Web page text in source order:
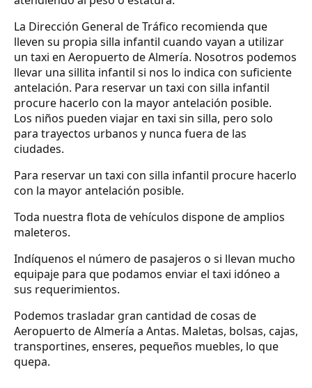
La Dirección General de Tráfico recomienda que
lleven su propia silla infantil cuando vayan a utilizar
un taxi en Aeropuerto de Almería. Nosotros podemos
llevar una sillita infantil si nos lo indica con suficiente
antelación. Para reservar un taxi con silla infantil
procure hacerlo con la mayor antelación posible.
Los niños pueden viajar en taxi sin silla, pero solo
para trayectos urbanos y nunca fuera de las
ciudades.
Para reservar un taxi con silla infantil procure hacerlo
con la mayor antelación posible.
Toda nuestra flota de vehículos dispone de amplios
maleteros.
Indíquenos el número de pasajeros o si llevan mucho
equipaje para que podamos enviar el taxi idóneo a
sus requerimientos.
Podemos trasladar gran cantidad de cosas de
Aeropuerto de Almería a Antas. Maletas, bolsas, cajas,
transportines, enseres, pequeños muebles, lo que
quepa.